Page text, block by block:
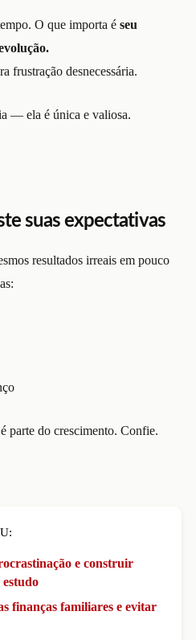
O que importa é seu
frustração desnecessária.
— ela é única e valiosa.
suas expectativas
resultados irreais em pouco
parte do crescimento. Confie.
e construir
estudo
finanças familiares e evitar